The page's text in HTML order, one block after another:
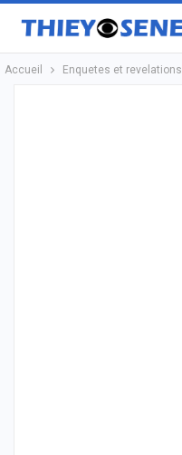
Accueil Enquetes et revelations